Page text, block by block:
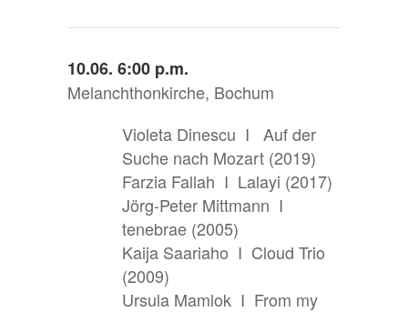
10.06. 6:00 p.m.
Melanchthonkirche, Bochum
Violeta Dinescu I Auf der
Suche nach Mozart (2019)
Farzia Fallah I Lalayi (2017)
Jörg-Peter Mittmann I
tenebrae (2005)
Kaija Saariaho I Cloud Trio
(2009)
Ursula Mamlok I From my